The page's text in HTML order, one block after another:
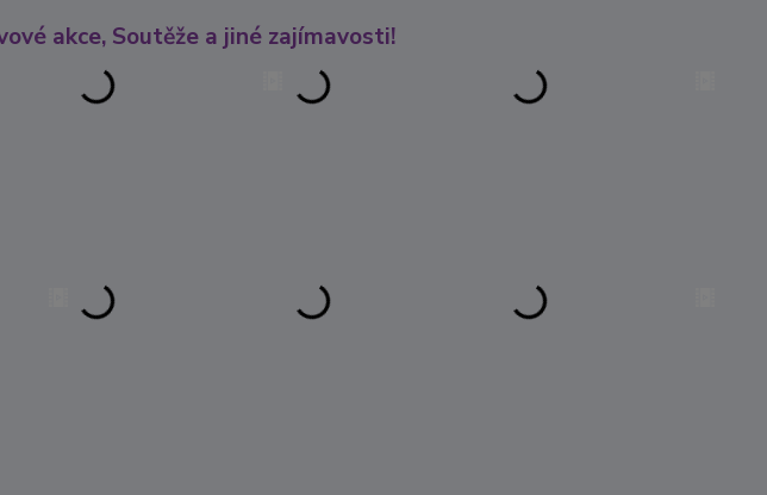
akce, Soutěže a jiné zajímavosti!